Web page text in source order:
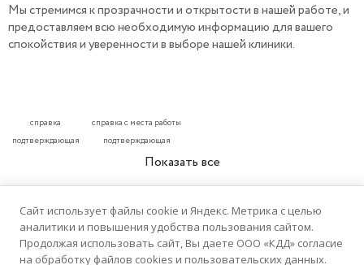
Мы стремимся к прозрачности и открытости в нашей работе, и
предоставляем всю необходимую информацию для вашего
спокойствия и уверенности в выборе нашей клиники.
справка
подтверждающая
справка с места работы
подтверждающая
трудовую деятельностьПоказать все
РЕЙТИНГ КЛИНИК
Сайт использует файлы cookie и Яндекс. Метрика с целью
аналитики и повышения удобства пользования сайтом.
Продолжая использовать сайт, Вы даете ООО «КДД» согласие
на обработку файлов cookies и пользовательских данных.